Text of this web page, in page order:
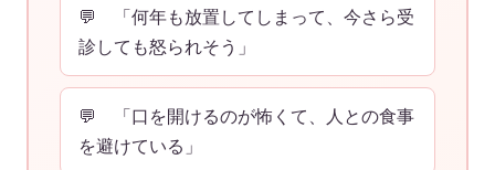
💬 「何年も放置してしまって、今さら受
診しても怒られそう」
💬 「口を開けるのが怖くて、人との食事
を避けている」